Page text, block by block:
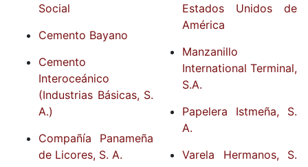
Social
Cemento Bayano
Cemento
Interoceánico
(Industrias Básicas, S.
A.)
Compañía Panameña
de Licores, S. A.
Estados Unidos de
América
Manzanillo
International Terminal,
S.A.
Papelera Istmeña, S.
A.
Varela Hermanos, S.